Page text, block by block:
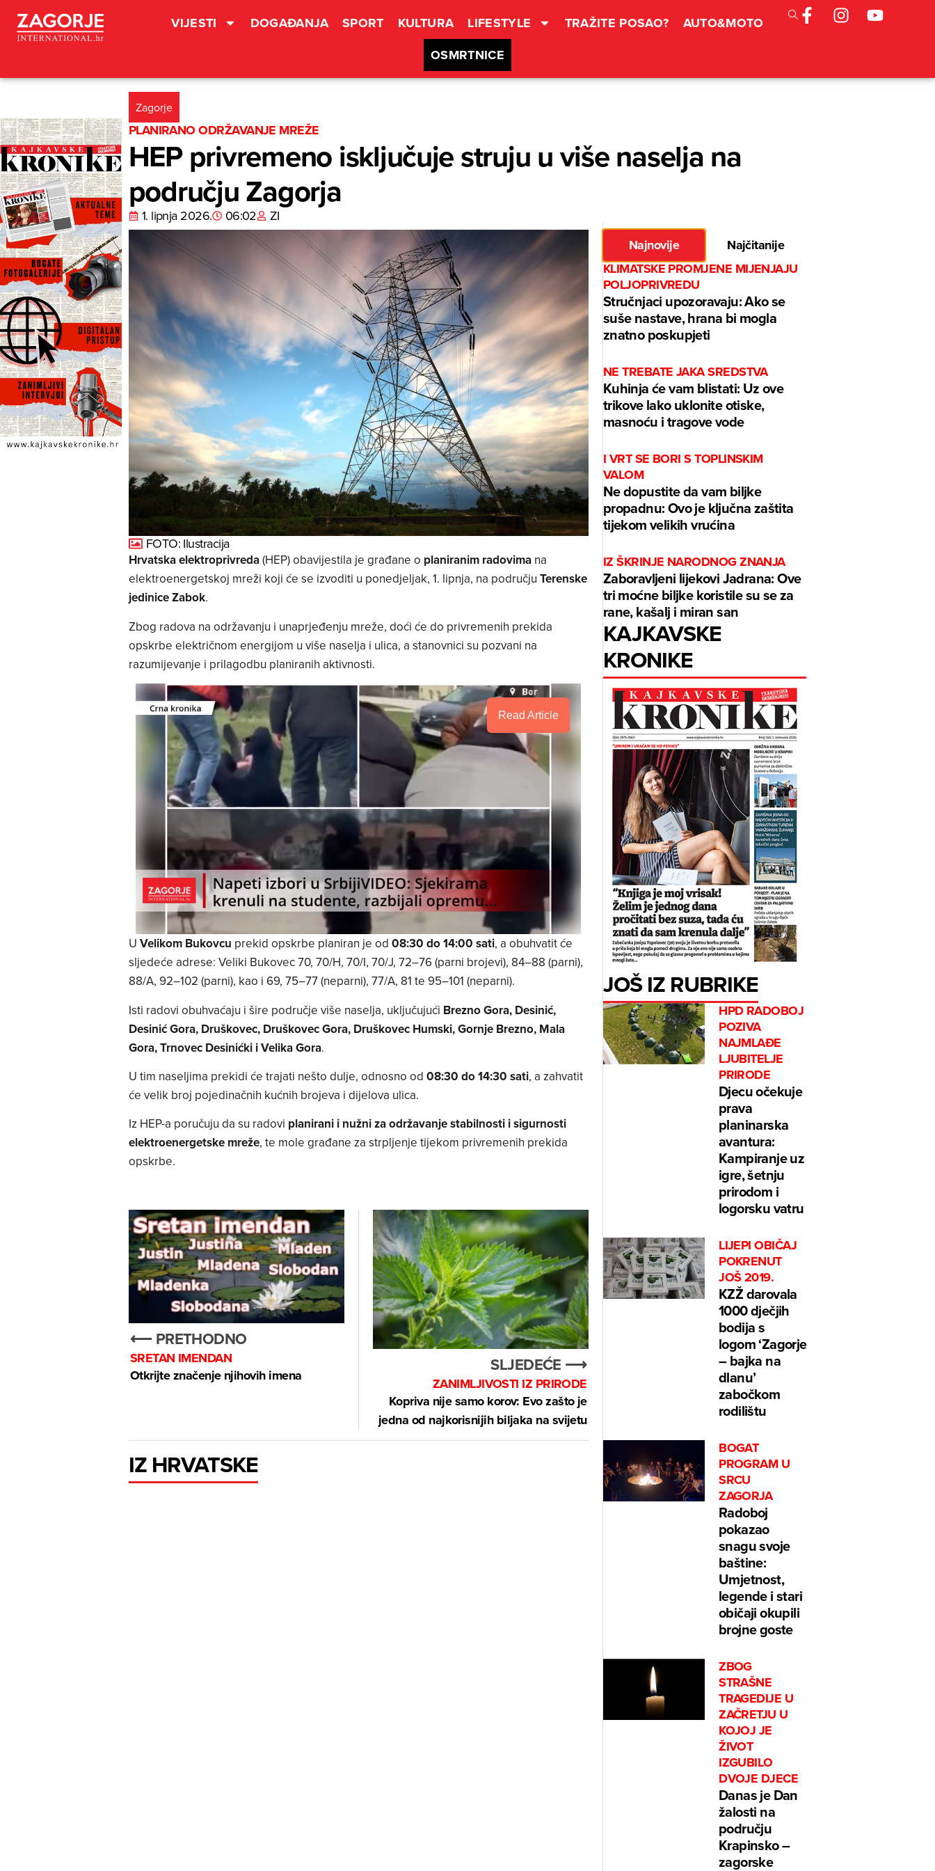
VIJESTI DOGAĐANJA SPORT KULTURA LIFESTYLE TRAŽITE POSAO?
AUTO&MOTO
OSMRTNICE
Zagorje
PLANIRANO ODRŽAVANJE MREŽE
HEP privremeno isključuje struju u više naselja na
području Zagorja
1. lipnja 2026. 06:02 ZI
FOTO: Ilustracija
Hrvatska elektroprivreda(HEP) obavijestila je građane o planiranim radovimana
elektroenergetskoj mreži koji će se izvoditi u ponedjeljak, 1. lipnja, na području Terenske
jedinice Zabok.
Zbog radova na održavanju i unaprjeđenju mreže, doći će do privremenih prekida
opskrbe električnom energijom u više naselja i ulica, a stanovnici su pozvani na
razumijevanje i prilagodbu planiranih aktivnosti.
Read Article
U Velikom Bukovcu prekid opskrbe planiran je od 08:30 do 14:00 sati, a obuhvatit će
sljedeće adrese: Veliki Bukovec 70, 70/H, 70/I, 70/J, 72–76 (parni brojevi), 84–88 (parni),
88/A, 92–102 (parni), kao i 69, 75–77 (neparni), 77/A, 81 te 95–101 (neparni).
Isti radovi obuhvaćaju i šire područje više naselja, uključujući Brezno Gora, Desinić,
Desinić Gora, Druškovec, Druškovec Gora, Druškovec Humski, Gornje Brezno, Mala
Gora, Trnovec Desinićki i Velika Gora.
U tim naseljima prekidi će trajati nešto dulje, odnosno od 08:30 do 14:30 sati, a zahvatit
će velik broj pojedinačnih kućnih brojeva i dijelova ulica.
Iz HEP-a poručuju da su radovi planirani i nužni za održavanje stabilnosti i sigurnosti
elektroenergetske mreže, te mole građane za strpljenje tijekom privremenih prekida
opskrbe.
⟵ PRETHODNO
SRETAN IMENDAN
Otkrijte značenje njihovih imena
SLJEDEĆE ⟶
ZANIMLJIVOSTI IZ PRIRODE
Kopriva nije samo korov: Evo zašto je
jedna od najkorisnijih biljaka na svijetu
IZ HRVATSKE
Najnovije
Najčitanije
KLIMATSKE PROMJENE MIJENJAJU
POLJOPRIVREDU
Stručnjaci upozoravaju: Ako se
suše nastave, hrana bi mogla
znatno poskupjeti
NE TREBATE JAKA SREDSTVA
Kuhinja će vam blistati: Uz ove
trikove lako uklonite otiske,
masnoću i tragove vode
I VRT SE BORI S TOPLINSKIM
VALOM
Ne dopustite da vam biljke
propadnu: Ovo je ključna zaštita
tijekom velikih vrućina
IZ ŠKRINJE NARODNOG ZNANJA
Zaboravljeni lijekovi Jadrana: Ove
tri moćne biljke koristile su se za
rane, kašalj i miran san
KAJKAVSKE
KRONIKE
JOŠ IZ RUBRIKE
HPD RADOBOJ
POZIVA
NAJMLAĐE
LJUBITELJE
PRIRODE
Djecu očekuje
prava
planinarska
avantura:
Kampiranje uz
igre, šetnju
prirodom i
logorsku vatru
LIJEPI OBIČAJ
POKRENUT
JOŠ 2019.
KZŽ darovala
1000 dječjih
bodija s
logom ‘Zagorje
– bajka na
dlanu’
zabočkom
rodilištu
BOGAT
PROGRAM U
SRCU
ZAGORJA
Radoboj
pokazao
snagu svoje
baštine:
Umjetnost,
legende i stari
običaji okupili
brojne goste
ZBOG
STRAŠNE
TRAGEDIJE U
ZAČRETJU U
KOJOJ JE
ŽIVOT
IZGUBILO
DVOJE DJECE
Danas je Dan
žalosti na
području
Krapinsko –
zagorske